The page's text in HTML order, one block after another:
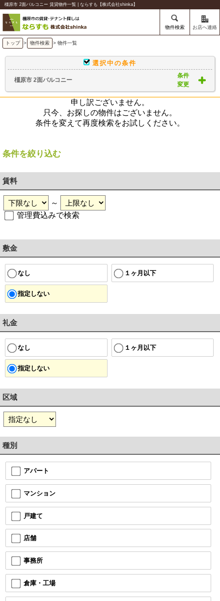
橿原市 2面バルコニー 賃貸物件一覧 | ならすも【株式会社shinka】
物件検索 お店へ連絡
トップ > 物件検索 > 物件一覧
選択中の条件
橿原市 2面バルコニー
条件
変更
申し訳ございません。
只今、お探しの物件はございません。
条件を変えて再度検索をお試しください。
条件を絞り込む
賃料
～
管理費込みで検索
敷金
なし １ヶ月以下
指定しない
礼金
なし １ヶ月以下
指定しない
区域
種別
アパート
マンション
戸建て
店舗
事務所
倉庫・工場